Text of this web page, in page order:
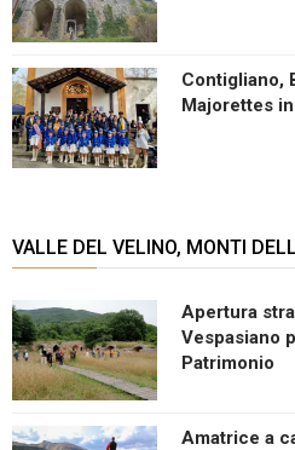
Contigliano,
Majorettes
VALLE DEL VELINO, MONTI
Apertura
Vespasiano
Patrimonio
Amatrice a